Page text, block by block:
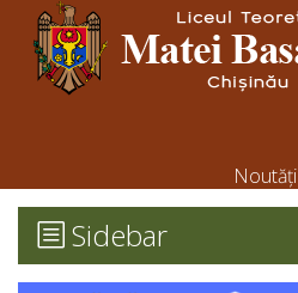
Noutăți
Sidebar